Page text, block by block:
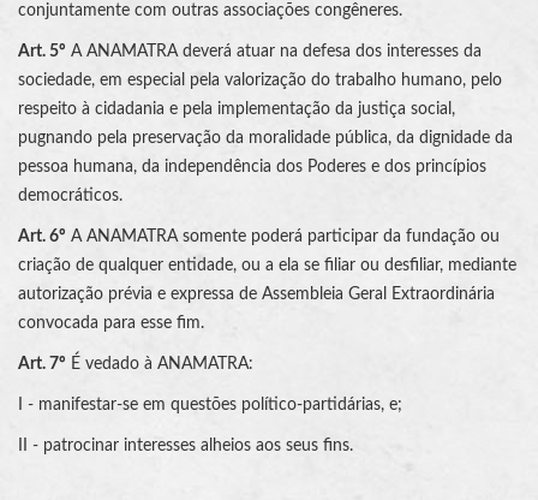
conjuntamente com outras associações congêneres.
Art. 5º A ANAMATRA deverá atuar na defesa dos interesses da
sociedade, em especial pela valorização do trabalho humano, pelo
respeito à cidadania e pela implementação da justiça social,
pugnando pela preservação da moralidade pública, da dignidade da
pessoa humana, da independência dos Poderes e dos princípios
democráticos.
Art. 6º A ANAMATRA somente poderá participar da fundação ou
criação de qualquer entidade, ou a ela se filiar ou desfiliar, mediante
autorização prévia e expressa de Assembleia Geral Extraordinária
convocada para esse fim.
Art. 7º É vedado à ANAMATRA:
I - manifestar-se em questões político-partidárias, e;
II - patrocinar interesses alheios aos seus fins.